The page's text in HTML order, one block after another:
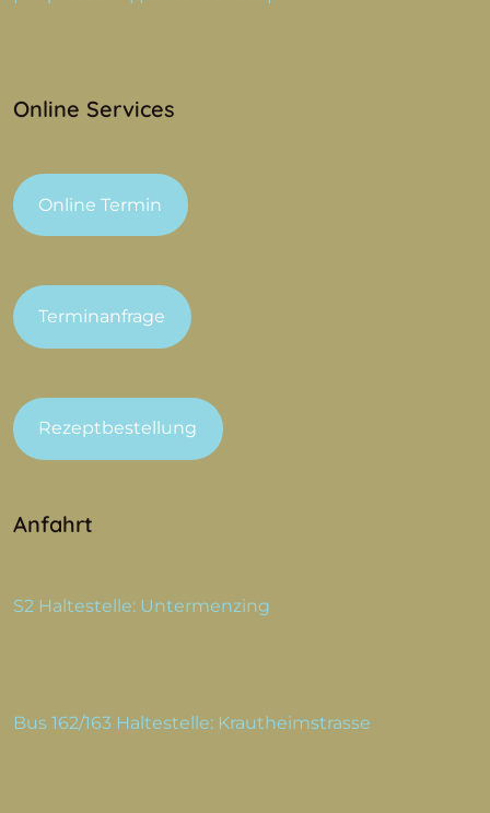
Online Services
Online Termin
Terminanfrage
Rezeptbestellung
Anfahrt
S2 Haltestelle: Untermenzing
Bus 162/163 Haltestelle: Krautheimstrasse